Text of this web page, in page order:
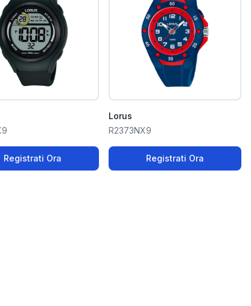
Registrati Ora
Lorus
R2373NX9
Registrati Ora